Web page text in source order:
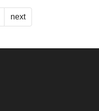
next